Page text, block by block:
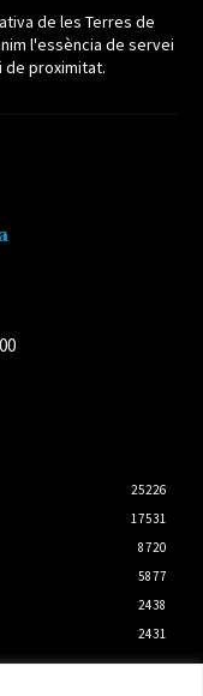
de les Terres de
l'essència de servei
de proximitat.
25226
17531
8720
5877
2438
2431